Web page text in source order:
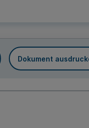
Dokument